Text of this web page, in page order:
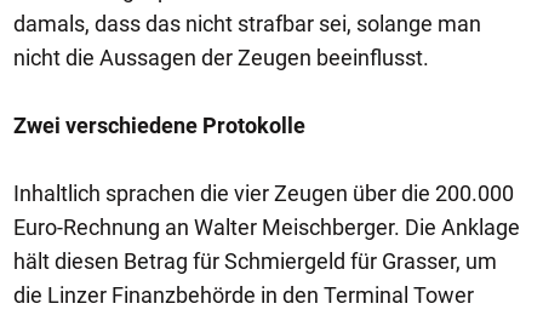
damals, dass das nicht strafbar sei, solange man
nicht die Aussagen der Zeugen beeinflusst.
Zwei verschiedene Protokolle
Inhaltlich sprachen die vier Zeugen über die 200.000
Euro-Rechnung an Walter Meischberger. Die Anklage
hält diesen Betrag für Schmiergeld für Grasser, um
die Linzer Finanzbehörde in den Terminal Tower